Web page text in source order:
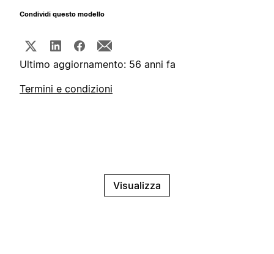
Condividi questo modello
Ultimo aggiornamento: 56 anni fa
Termini e condizioni
Visualizza